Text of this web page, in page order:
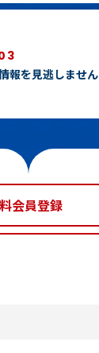
報を見逃しません
会員登録